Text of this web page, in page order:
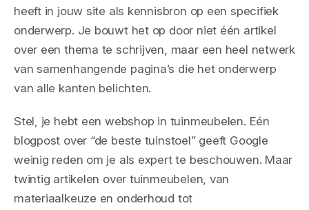
heeft in jouw site als kennisbron op een specifiek
onderwerp. Je bouwt het op door niet één artikel
over een thema te schrijven, maar een heel netwerk
van samenhangende pagina’s die het onderwerp
van alle kanten belichten.
Stel, je hebt een webshop in tuinmeubelen. Eén
blogpost over “de beste tuinstoel” geeft Google
weinig reden om je als expert te beschouwen. Maar
twintig artikelen over tuinmeubelen, van
materiaalkeuze en onderhoud tot